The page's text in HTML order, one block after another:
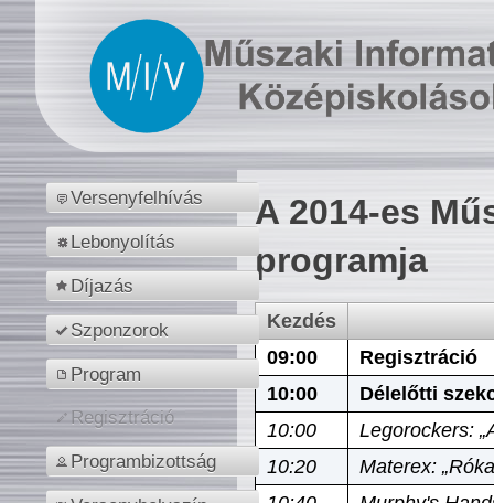
Versenyfelhívás
Lebonyolítás
Díjazás
Szponzorok
Program
Regisztráció
Programbizottság
A 2014-es
programja
Kezdés
09:00
Regisztráció
10:00
Délelőtti
10:00
Legorockers:
10:20
Materex: